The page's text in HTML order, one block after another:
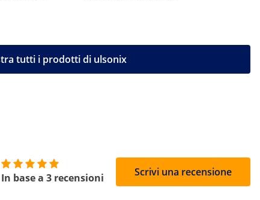
tutti i prodotti di ulsonix
In base a 3 recensioni Scrivi una recensione